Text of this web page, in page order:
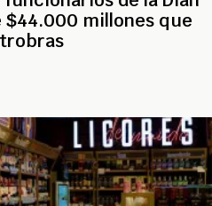
$44.000 millones que